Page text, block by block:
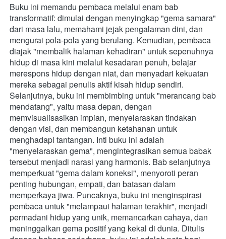
Buku ini memandu pembaca melalui enam bab
transformatif: dimulai dengan menyingkap "gema samara"
dari masa lalu, memahami jejak pengalaman dini, dan
mengurai pola-pola yang berulang. Kemudian, pembaca
diajak "membalik halaman kehadiran" untuk sepenuhnya
hidup di masa kini melalui kesadaran penuh, belajar
merespons hidup dengan niat, dan menyadari kekuatan
mereka sebagai penulis aktif kisah hidup sendiri.
Selanjutnya, buku ini membimbing untuk "merancang bab
mendatang", yaitu masa depan, dengan
memvisualisasikan impian, menyelaraskan tindakan
dengan visi, dan membangun ketahanan untuk
menghadapi tantangan. Inti buku ini adalah
"menyelaraskan gema", mengintegrasikan semua babak
tersebut menjadi narasi yang harmonis. Bab selanjutnya
memperkuat "gema dalam koneksi", menyoroti peran
penting hubungan, empati, dan batasan dalam
memperkaya jiwa. Puncaknya, buku ini menginspirasi
pembaca untuk "melampaui halaman terakhir", menjadi
permadani hidup yang unik, memancarkan cahaya, dan
meninggalkan gema positif yang kekal di dunia. Ditulis